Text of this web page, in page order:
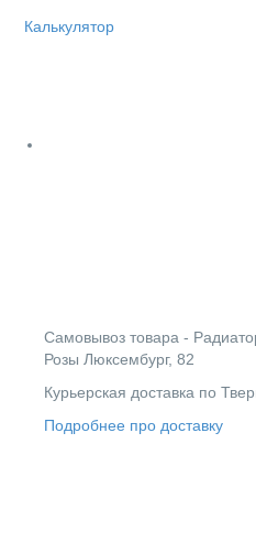
Калькулятор
Cамовывоз товара -
Розы Люксембург, 82
Курьерская доставка по
Подробнее про доставку